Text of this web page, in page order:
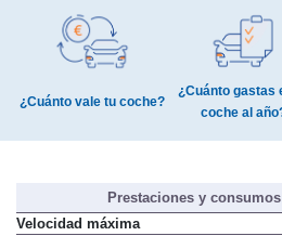
¿Cuánto vale tu coche?
¿Cuánto gastas
coche al
Prestaciones y
Velocidad máxima